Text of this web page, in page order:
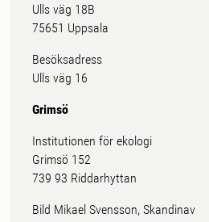
Ulls väg 18B
75651 Uppsala
Besöksadress
Ulls väg 16
Grimsö
Institutionen för ekologi
Grimsö 152
739 93 Riddarhyttan
Bild Mikael Svensson, Skandinav